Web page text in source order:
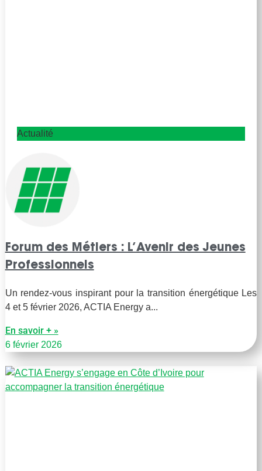
Actualité
Forum des Métiers : L’Avenir des Jeunes
Professionnels
Un rendez-vous inspirant pour la transition énergétique Les
4 et 5 février 2026, ACTIA Energy a
En savoir + »
6 février 2026